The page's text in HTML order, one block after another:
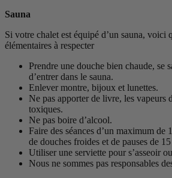
Sauna
Si votre chalet est équipé d’un sauna, voici
élémentaires à respecter
Prendre une douche bien chaude, se
d’entrer dans le sauna.
Enlever montre, bijoux et lunettes.
Ne pas apporter de livre, les vapeurs
toxiques.
Ne pas boire d’alcool.
Faire des séances d’un maximum de
de douches froides et de pauses de
Utiliser une serviette pour s’asseoir
Nous ne sommes pas responsables